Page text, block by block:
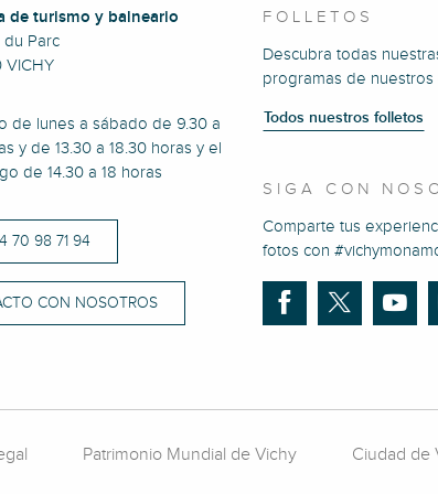
de turismo y balneario
du Parc
VICHY
de lunes a sábado de 9.30 a
y de 13.30 a 18.30 horas y el
de 14.30 a 18 horas
70 98 71 94
CON NOSOTROS
FOLLETOS
Descubra todas
programas de nuestros
Todos nuestros folletos
SIGA CON
Comparte tus
fotos con
Patrimonio Mundial de Vichy Ciudad de